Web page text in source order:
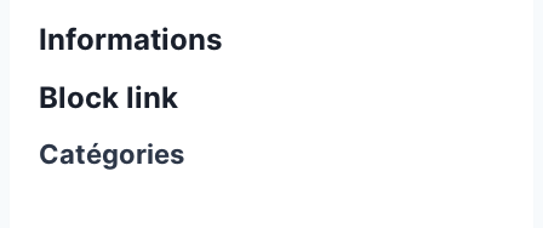
Informations
Block link
Catégories